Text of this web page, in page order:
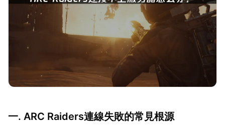
一. ARC Raiders連線失敗的常見根源